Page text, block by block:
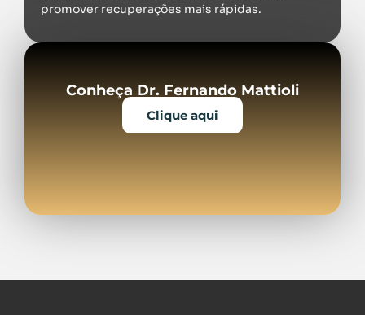
promover recuperações mais rápidas.
Conheça Dr. Fernando Mattioli
Clique aqui